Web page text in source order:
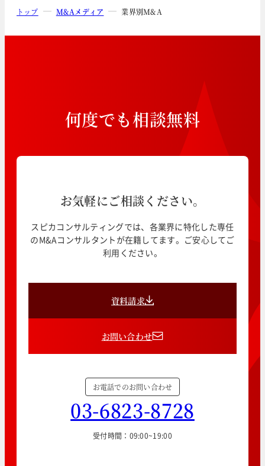
トップ M&Aメディア 業界別M&A
何度でも相談無料
お気軽にご相談ください。
スピカコンサルティングでは、各業界に特化した専任
のM&Aコンサルタントが在籍してます。ご安心してご
利用ください。
資料請求
お問い合わせ
お電話でのお問い合わせ
03-6823-8728
受付時間：09:00~19:00